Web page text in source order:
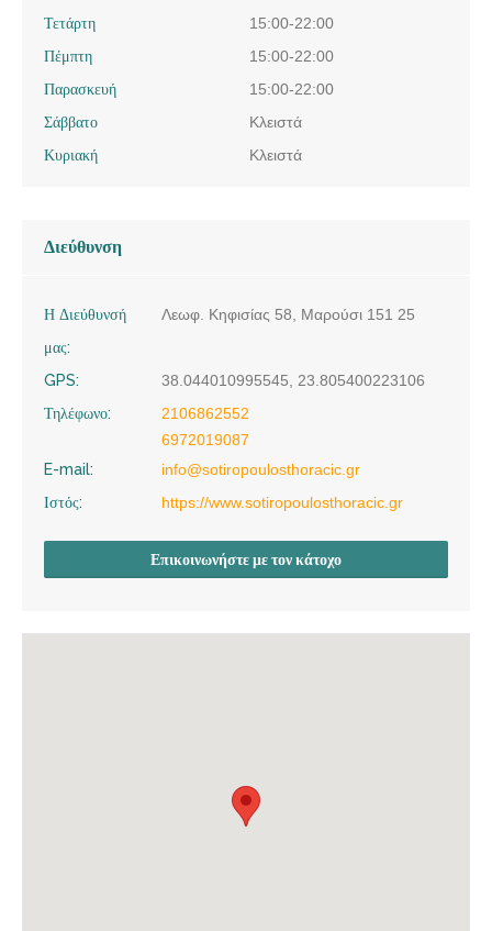
Τετάρτη
15:00-22:00
Πέμπτη
15:00-22:00
Παρασκευή
15:00-22:00
Σάββατο
Κλειστά
Κυριακή
Κλειστά
Διεύθυνση
Η Διεύθυνσή
μας:
Λεωφ. Κηφισίας 58, Μαρούσι 151 25
GPS:
38.044010995545, 23.805400223106
Τηλέφωνο:
2106862552
6972019087
E-mail:
info@sotiropoulosthoracic.gr
Ιστός:
https://www.sotiropoulosthoracic.gr
Επικοινωνήστε με τον κάτοχο